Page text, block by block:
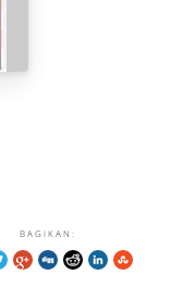
BAGIKAN: